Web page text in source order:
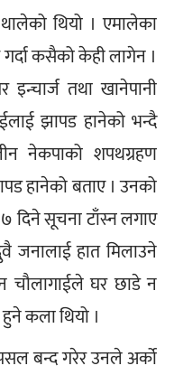
थियो । एमालेका
कसैको केही लागेन ।
तथा खानेपानी
झापड हानेको भन्दै
नेकपाको शपथग्रहण
हानेको बताए । उनको
दिने सूचना टाँस्न लगाए
जनालाई हात मिलाउने
चौलागाईले घर छाडे न
कला थियो ।
बन्द गरेर उनले अर्को